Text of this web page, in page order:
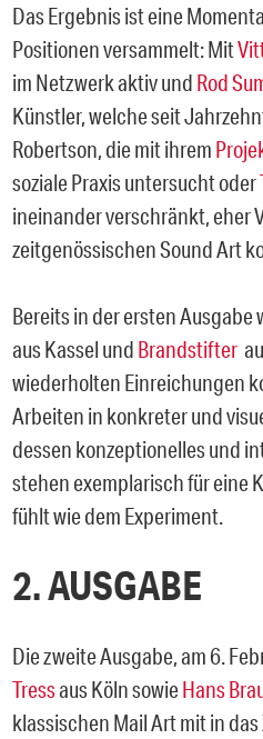
Das Ergebnis ist eine
Positionen versammelt: Mit
im Netzwerk aktiv und Rod
Künstler, welche seit
Robertson, die mit ihrem
soziale Praxis untersucht oder
ineinander verschränkt, eher
zeitgenössischen Sound Art
Bereits in der ersten Ausgabe
aus Kassel und Brandstifter
wiederholten Einreichungen
Arbeiten in konkreter und
dessen konzeptionelles und
stehen exemplarisch für eine
fühlt wie dem Experiment.
2. AUSGABE
Die zweite Ausgabe, am 6.
Tressaus Köln sowieHans
klassischen Mail Art mit in